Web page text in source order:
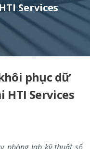
Services
phục dữ
Services